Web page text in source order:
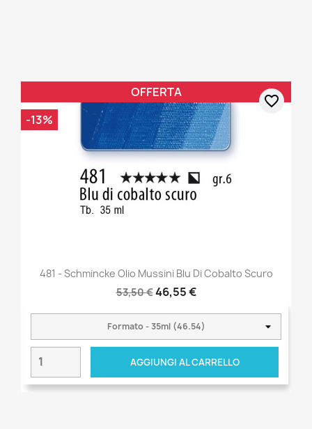
481 - Schmincke Olio Mussini Blu Di Cobalto Scuro
53,50 €46,55 €
AGGIUNGI AL CARRELLO
OFFERTA
-13%
favorite_border